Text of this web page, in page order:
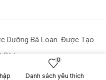
0
Danh sách yêu thích
Dưỡng Bà Loan. Được Tạo
Loan.